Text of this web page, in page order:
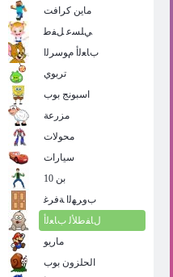
ماين كرافت
ﻲﻠﺴﻋ ﻞﻔﻃ
ﺏﺎﻌﻟﺃ ﻡﻮﺳﺮﻟﺍ
تربوي
اسبونج بوب
مزرعة
محولات
سيارات
بن 10
ﺏﻭﺮﻬﻟﺍ ﺔﻓﺮﻏ
ﻝﺎﻔﻃﻸ ﻟ ﺏﺎﻌﻟﺃ
ماريو
الحلزون بوب